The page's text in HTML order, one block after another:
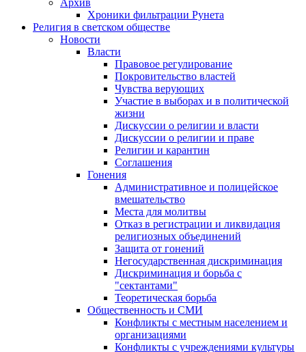
Архив
Хроники фильтрации Рунета
Религия в светском обществе
Новости
Власти
Правовое регулирование
Покровительство властей
Чувства верующих
Участие в выборах и в политической
жизни
Дискуссии о религии и власти
Дискуссии о религии и праве
Религии и карантин
Соглашения
Гонения
Административное и полицейское
вмешательство
Места для молитвы
Отказ в регистрации и ликвидация
религиозных объединений
Защита от гонений
Негосударственная дискриминация
Дискриминация и борьба с
"сектантами"
Теоретическая борьба
Общественность и СМИ
Конфликты с местным населением и
организациями
Конфликты с учреждениями культуры